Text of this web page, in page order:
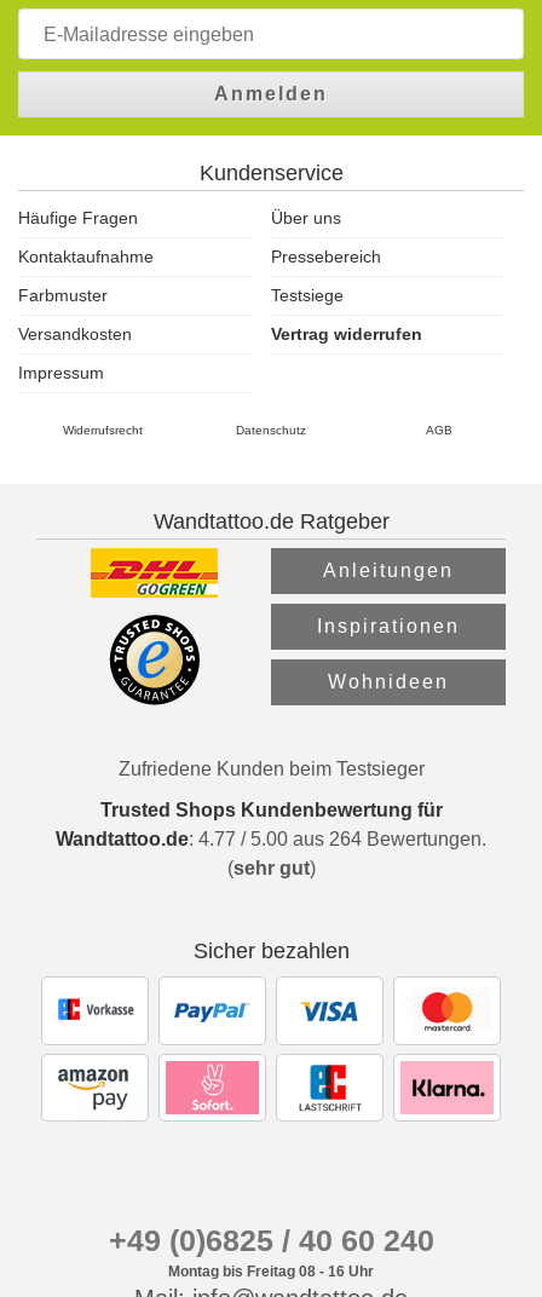
Anmelden
Kundenservice
Häufige Fragen
Über uns
Kontaktaufnahme
Pressebereich
Farbmuster
Testsiege
Versandkosten
Vertrag widerrufen
Impressum
Widerrufsrecht Datenschutz AGB
Wandtattoo.de Ratgeber
Anleitungen
Inspirationen
Wohnideen
Zufriedene Kunden beim Testsieger
Trusted Shops Kundenbewertung für
Wandtattoo.de: 4.77 / 5.00 aus 264 Bewertungen.
(sehr gut)
Sicher bezahlen
+49 (0)6825 / 40 60 240
Montag bis Freitag 08 - 16 Uhr